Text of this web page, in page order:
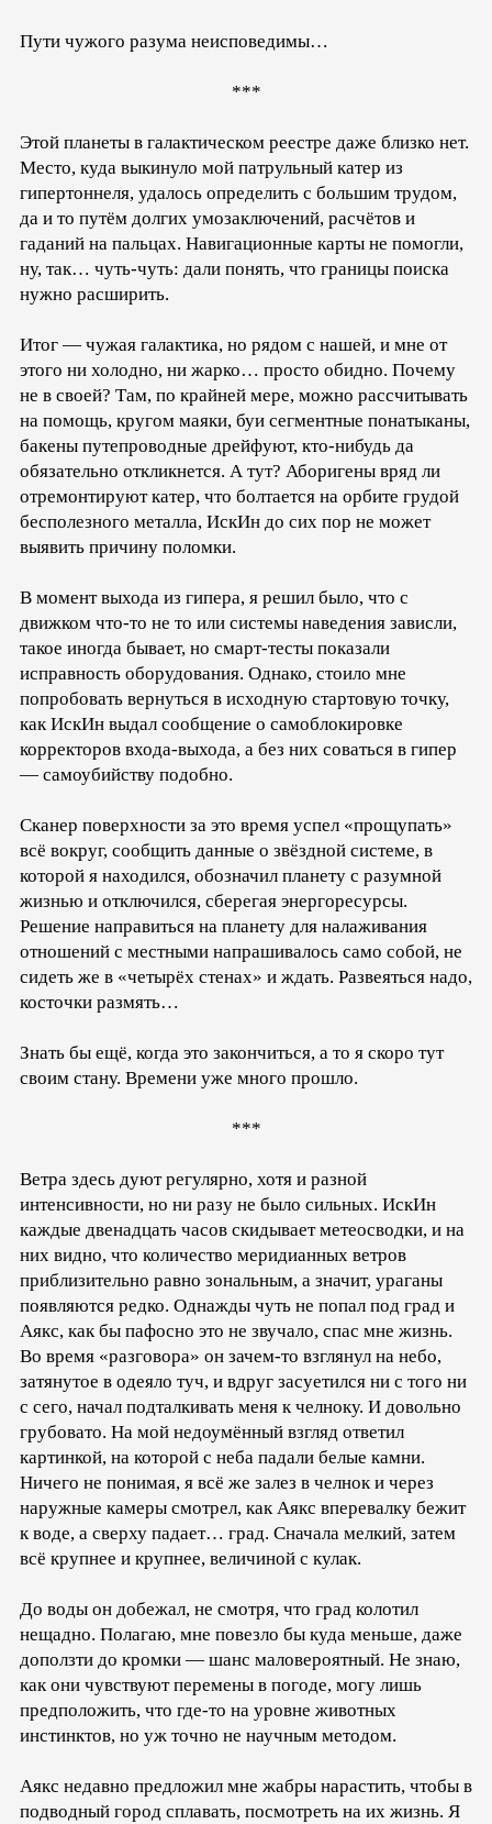
Пути чужого разума неисповедимы…
***
Этой планеты в галактическом реестре даже близко нет.
Место, куда выкинуло мой патрульный катер из
гипертоннеля, удалось определить с большим трудом,
да и то путём долгих умозаключений, расчётов и
гаданий на пальцах. Навигационные карты не помогли,
ну, так… чуть-чуть: дали понять, что границы поиска
нужно расширить.
Итог — чужая галактика, но рядом с нашей, и мне от
этого ни холодно, ни жарко… просто обидно. Почему
не в своей? Там, по крайней мере, можно рассчитывать
на помощь, кругом маяки, буи сегментные понатыканы,
бакены путепроводные дрейфуют, кто-нибудь да
обязательно откликнется. А тут? Аборигены вряд ли
отремонтируют катер, что болтается на орбите грудой
бесполезного металла, ИскИн до сих пор не может
выявить причину поломки.
В момент выхода из гипера, я решил было, что с
движком что-то не то или системы наведения зависли,
такое иногда бывает, но смарт-тесты показали
исправность оборудования. Однако, стоило мне
попробовать вернуться в исходную стартовую точку,
как ИскИн выдал сообщение о самоблокировке
корректоров входа-выхода, а без них соваться в гипер
— самоубийству подобно.
Сканер поверхности за это время успел «прощупать»
всё вокруг, сообщить данные о звёздной системе, в
которой я находился, обозначил планету с разумной
жизнью и отключился, сберегая энергоресурсы.
Решение направиться на планету для налаживания
отношений с местными напрашивалось само собой, не
сидеть же в «четырёх стенах» и ждать. Развеяться надо,
косточки размять…
Знать бы ещё, когда это закончиться, а то я скоро тут
своим стану. Времени уже много прошло.
***
Ветра здесь дуют регулярно, хотя и разной
интенсивности, но ни разу не было сильных. ИскИн
каждые двенадцать часов скидывает метеосводки, и на
них видно, что количество меридианных ветров
приблизительно равно зональным, а значит, ураганы
появляются редко. Однажды чуть не попал под град и
Аякс, как бы пафосно это не звучало, спас мне жизнь.
Во время «разговора» он зачем-то взглянул на небо,
затянутое в одеяло туч, и вдруг засуетился ни с того ни
с сего, начал подталкивать меня к челноку. И довольно
грубовато. На мой недоумённый взгляд ответил
картинкой, на которой с неба падали белые камни.
Ничего не понимая, я всё же залез в челнок и через
наружные камеры смотрел, как Аякс вперевалку бежит
к воде, а сверху падает… град. Сначала мелкий, затем
всё крупнее и крупнее, величиной с кулак.
До воды он добежал, не смотря, что град колотил
нещадно. Полагаю, мне повезло бы куда меньше, даже
доползти до кромки — шанс маловероятный. Не знаю,
как они чувствуют перемены в погоде, могу лишь
предположить, что где-то на уровне животных
инстинктов, но уж точно не научным методом.
Аякс недавно предложил мне жабры нарастить, чтобы в
подводный город сплавать, посмотреть на их жизнь. Я